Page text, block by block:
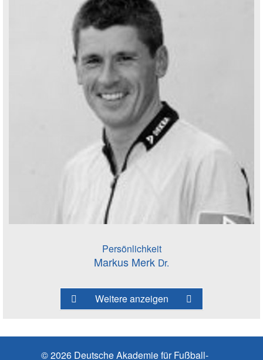
Persönlichkeit
Markus Merk Dr.
Weitere anzeigen
© 2026 Deutsche Akademie für Fußball-